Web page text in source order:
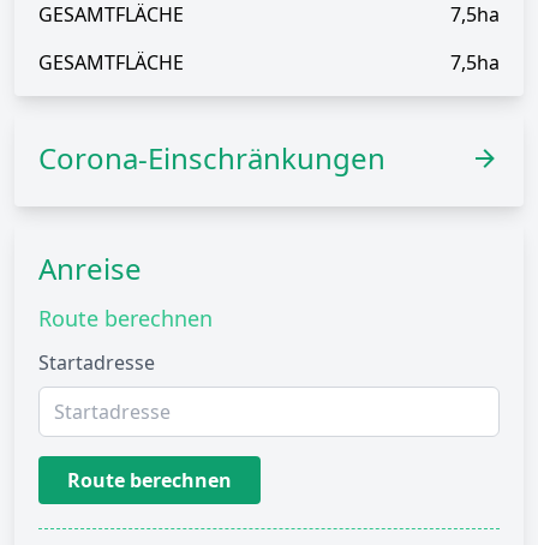
GESAMTFLÄCHE
7,5ha
GESAMTFLÄCHE
7,5ha
Corona-Einschränkungen
Anreise
Route berechnen
Startadresse
Route berechnen